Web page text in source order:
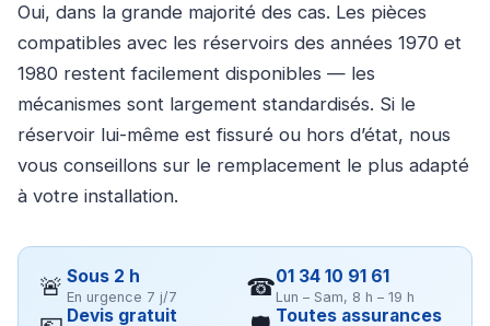
Oui, dans la grande majorité des cas. Les pièces
compatibles avec les réservoirs des années 1970 et
1980 restent facilement disponibles — les
mécanismes sont largement standardisés. Si le
réservoir lui-même est fissuré ou hors d’état, nous
vous conseillons sur le remplacement le plus adapté
à votre installation.
🚨 Sous 2 h
En urgence 7 j/7 ☎01 34 10 91 61
Lun – Sam, 8 h – 19 h
Devis gratuit Toutes assurances